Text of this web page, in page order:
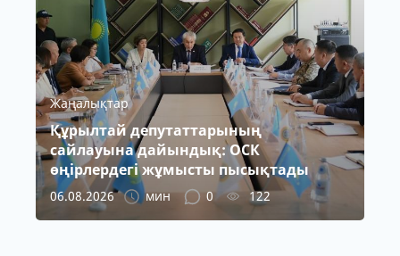
Жаңалықтар
Құрылтай депутаттарының
сайлауына дайындық: ОСК
өңірлердегі жұмысты пысықтады
06.08.2026 мин 0 122